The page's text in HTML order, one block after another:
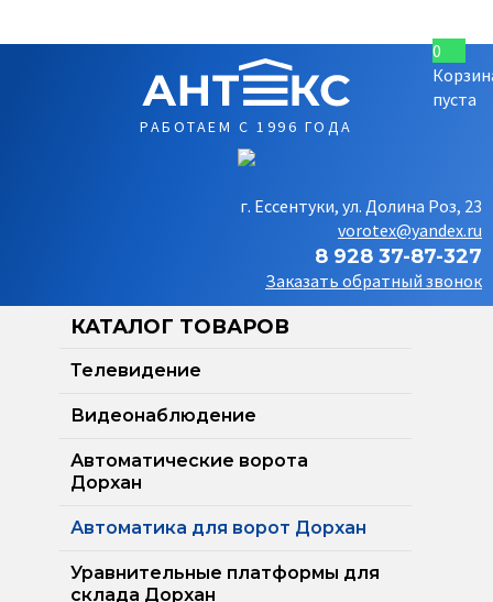
РАБОТАЕМ С 1996 ГОДА
г. Ессентуки, ул. Долина Роз, 23
vorotex@yandex.ru
8 928 37-87-327
Заказать обратный звонок
0
пуста
КАТАЛОГ ТОВАРОВ
Телевидение
Видеонаблюдение
Автоматические ворота
Дорхан
Автоматика для ворот Дорхан
Уравнительные платформы для
склада Дорхан